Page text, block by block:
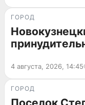
ГОРОД
4 августа, 2026, 14:45
ГОРОД